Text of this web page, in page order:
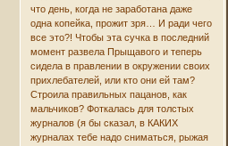
что день, когда не заработана даже
одна копейка, прожит зря… И ради чего
все это?! Чтобы эта сучка в последний
момент развела Прыщавого и теперь
сидела в правлении в окружении своих
прихлебателей, или кто они ей там?
Строила правильных пацанов, как
мальчиков? Фоткалась для толстых
журналов (я бы сказал, в КАКИХ
журналах тебе надо сниматься, рыжая